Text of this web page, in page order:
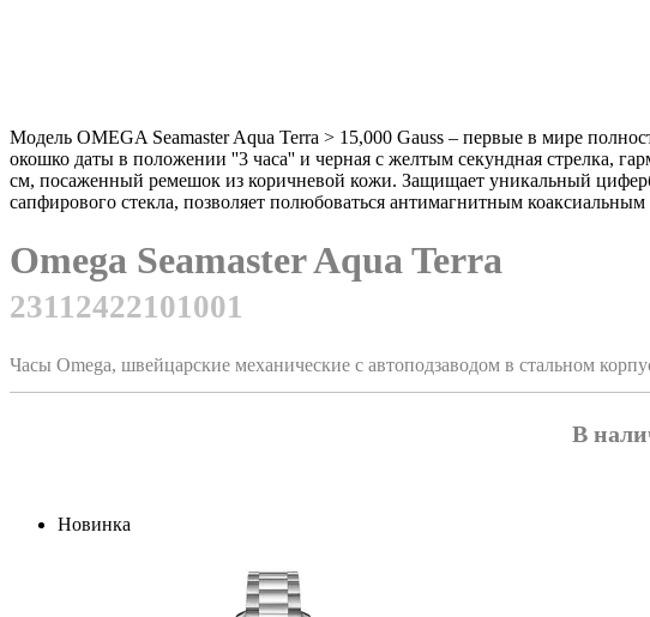
Модель OMEGA Seamaster Aqua Terra > 15,000 Gauss – первые в мире
окошко даты в положении ''3 часа'' и черная с желтым секундная стрелка,
см, посаженный ремешок из коричневой кожи. Защищает уникальный
сапфирового стекла, позволяет полюбоваться антимагнитным
Omega Seamaster Aqua Terra
23112422101001
Часы Omega, швейцарские механические с автоподзаводом в стальном
В
Новинка